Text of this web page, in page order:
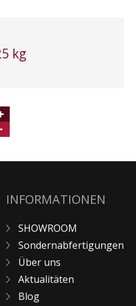
kg
INFORMATIONEN
SHOWROOM
Sondernabfertigungen
Über uns
Aktualitäten
Blog